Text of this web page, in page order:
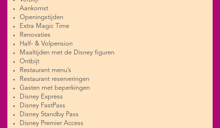
Aankomst
Openingstijden
Extra Magic Time
Renovaties
Half- & Volpension
Maaltijden met de Disney figuren
Ontbijt
Restaurant menu’s
Restaurant reserveringen
Gasten met beperkingen
Disney Express
Disney FastPass
Disney Standby Pass
Disney Premier Access